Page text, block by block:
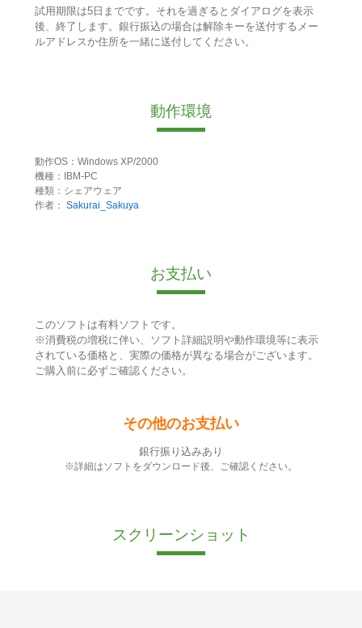
試用期限は5日までです。それを過ぎるとダイアログを表示
後、終了します。銀行振込の場合は解除キーを送付するメー
ルアドレスか住所を一緒に送付してください。
動作環境
動作OS：Windows XP/2000
機種：IBM-PC
種類：シェアウェア
作者： Sakurai_Sakuya
お支払い
このソフトは有料ソフトです。
※消費税の増税に伴い、ソフト詳細説明や動作環境等に表示
されている価格と、実際の価格が異なる場合がございます。
ご購入前に必ずご確認ください。
その他のお支払い
銀行振り込みあり
※詳細はソフトをダウンロード後、ご確認ください。
スクリーンショット